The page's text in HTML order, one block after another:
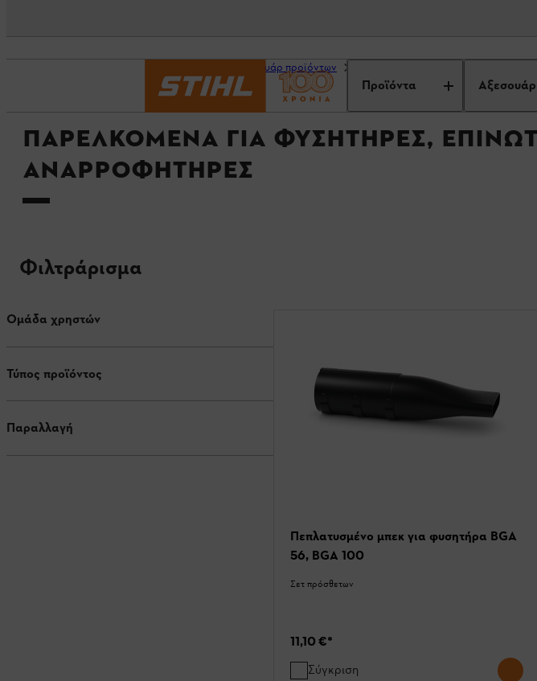
Προϊόντα Αξεσουάρ
Αξεσουάρ προϊόντων Παρελκόμενα για φυσητήρες,
ΠΑΡΕΛΚΌΜΕΝΑ ΓΙΑ ΦΥΣΗΤΉΡΕΣ,
ΑΝΑΡΡΟΦΗΤΉΡΕΣ
Φιλτράρισμα
Ομάδα χρηστών
Τύπος προϊόντος
Παραλλαγή
Πεπλατυσμένο μπεκ για φυσητήρα BGA
56, BGA 100
Σετ πρόσθετων
11,10 €*
Σύγκριση